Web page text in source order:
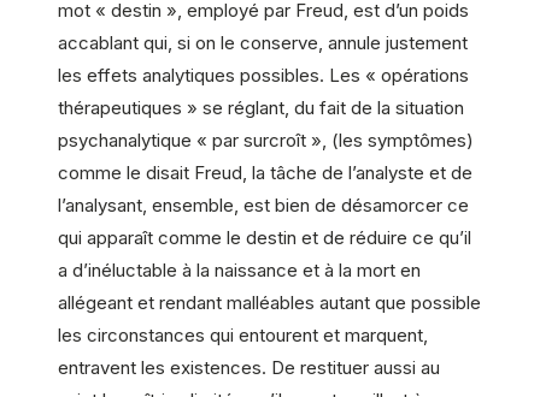
mot « destin », employé par Freud, est d’un poids
accablant qui, si on le conserve, annule justement
les effets analytiques possibles. Les « opérations
thérapeutiques » se réglant, du fait de la situation
psychanalytique « par surcroît », (les symptômes)
comme le disait Freud, la tâche de l’analyste et de
l’analysant, ensemble, est bien de désamorcer ce
qui apparaît comme le destin et de réduire ce qu’il
a d’inéluctable à la naissance et à la mort en
allégeant et rendant malléables autant que possible
les circonstances qui entourent et marquent,
entravent les existences. De restituer aussi au